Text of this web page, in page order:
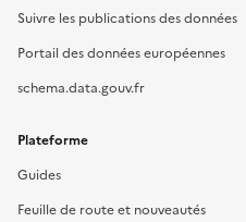
Suivre les publications des données
Portail des données européennes
schema.data.gouv.fr
Plateforme
Guides
Feuille de route et nouveautés